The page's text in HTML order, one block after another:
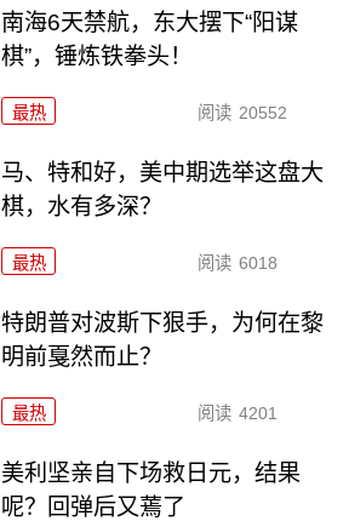
南海6天禁航，东大摆下“阳谋
棋”，锤炼铁拳头！
最热 阅读 20552
马、特和好，美中期选举这盘大
棋，水有多深？
最热 阅读 6018
特朗普对波斯下狠手，为何在黎
明前戛然而止？
最热 阅读 4201
美利坚亲自下场救日元，结果
呢？回弹后又蔫了